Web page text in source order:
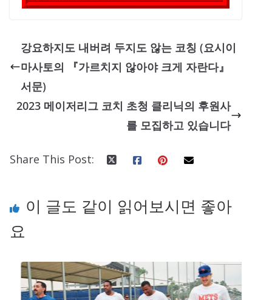
강요하지도 내버려 두지도 않는 코칭 (요시이
마사토의 『가르치지 않아야 크게 자란다』
서문)
2023 메이저리그 코치 초청 클리닉의 후원사
를 모집하고 있습니다
Share This Post:
이 글도 같이 읽어보시면 좋아
요